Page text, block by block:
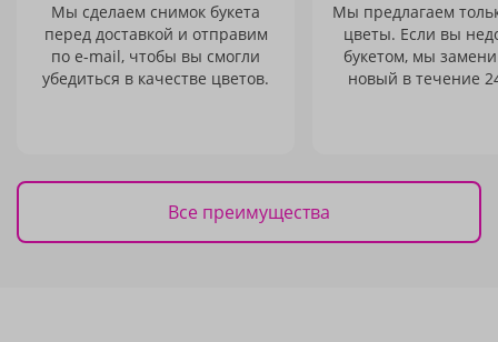
Мы сделаем снимок букета
перед доставкой и отправим
по e-mail, чтобы вы смогли
убедиться в качестве цветов.
Мы предлагаем
цветы. Если вы
букетом, мы
новый в течение
Все преимущества